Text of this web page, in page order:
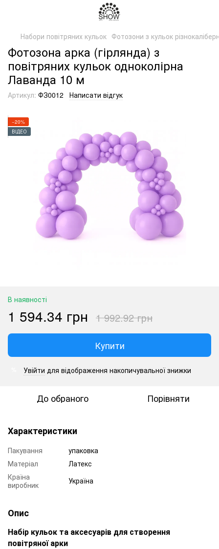
Набори повітряних кульок Фотозони з кульок
Фотозона арка (гірлянда) з
повітряних кульок одноколірна
Лаванда 10 м
Артикул: ФЗ0012 Написати відгук
−20%
ВІДЕО
В наявності
1 594.34 грн 1 992.92 грн
Купити
Увійти для відображення накопичувальної знижки
До обраного Порівняти
Характеристики
Пакування
упаковка
Матеріал
Латекс
Країна
виробник
Україна
Опис
Набір кульок та аксесуарів для створення
повітряної арки